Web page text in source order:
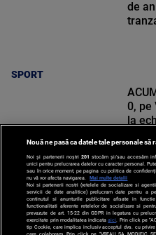
SPORT
de
SPORT
0, pe
la
Nouă ne pasă ca datele tale personale
Noi și partenerii noștri 201 stocăm și/sau accesăm
unici pentru prelucrarea datelor cu caracter personal.
sau în orice moment, pe pagina cu politica de
nu vă vor afecta navigarea.
Mai multe detalii
Noi si partenerii nostri (retelele de socializare si
servicii de date analitice) prelucram date pentru a
continutul si anunturile publicitare afisate in
functionalitati aferente retelelor de socializare si
prevazute de art. 15-22 din GDPR in legatura cu
exercitate prin modalitatea indicataaici . Prin click pe
tip Cookie, care implica inclusiv acceptul dvs. cu
care colaboram. Prin click pe “VREAU SA MODIFIC